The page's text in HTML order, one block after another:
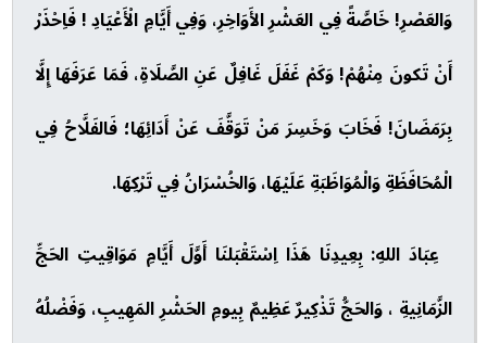
وَالعَصْرِ! خَاصَّةً فِي العَشْرِ الأَوَاخِرِ، وَفِي أَيَّامِ الْأَعْيَادِ ! فَاِحْذَرْ
أَنْ تَكونَ مِنْهُمْ! وَكَمْ غَفَلَ غَافِلٌ عَنِ الصَّلَاةِ، فَمَا عَرَفَهَا إِلَّا
بِرَمَضَانَ! فَخَابَ وَخَسِرَ مَنْ تَوَقَّفَ عَنْ أَدَائِهَا؛ فَالفَلَّاحُ فِي
الْمُحَافَظَةِ وَالْمُوَاظَبَةِ عَلَيْهَا، وَالخُسْرَانُ فِي تَرْكِهَا.
عِبَادَ اللهِ: بِعِيدِنَا هَذَا اِسْتَقْبَلنَا أَوَّلَ أَيَّامِ مَوَاقِيتِ الحَجِّ
الزَّمَانِيةِ ، وَالحَجُّ تَذْكِيرٌ عَظِيمٌ بِيومِ الحَشْرِ المَهِيبِ، وَفَضْلُهُ